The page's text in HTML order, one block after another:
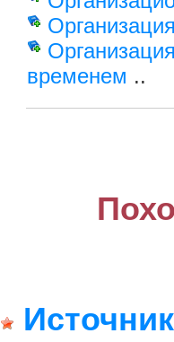
временем ..